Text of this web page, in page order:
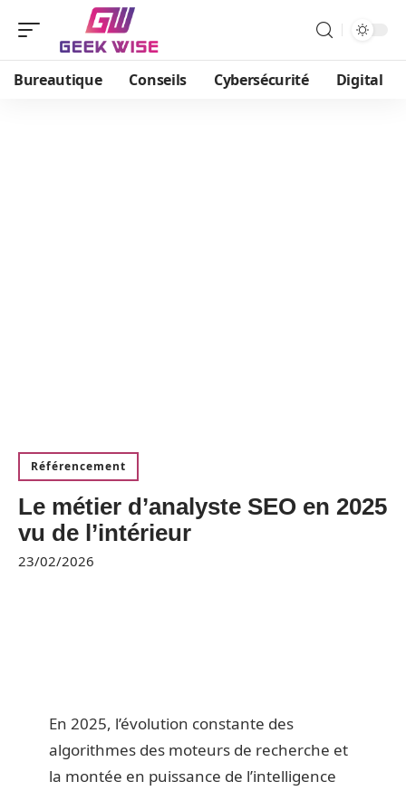
Bureautique Conseils Cybersécurité Digital
Référencement
Le métier d’analyste SEO en 2025
vu de l’intérieur
23/02/2026
En 2025, l’évolution constante des
algorithmes des moteurs de recherche et
la montée en puissance de l’intelligence